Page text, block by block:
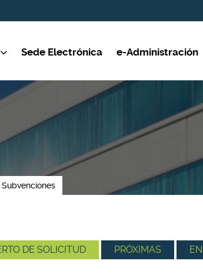
Sede Electrónica e-Administración
Subvenciones
DE SOLICITUD PRÓXIMAS